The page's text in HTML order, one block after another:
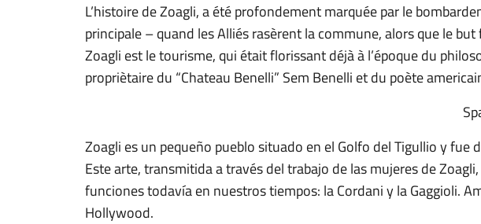
L’histoire de Zoagli, a été profondement marquée par le
principale – quand les Alliés rasèrent la commune, alors que le
Zoagli est le tourisme, qui était florissant déjà à l’époque du
propriètaire du “Chateau Benelli” Sem Benelli et du poète
Zoagli es un pequeño pueblo situado en el Golfo del Tigullio y
Este arte, transmitida a través del trabajo de las mujeres de
funciones todavía en nuestros tiempos: la Cordani y la Gaggioli.
Hollywood.